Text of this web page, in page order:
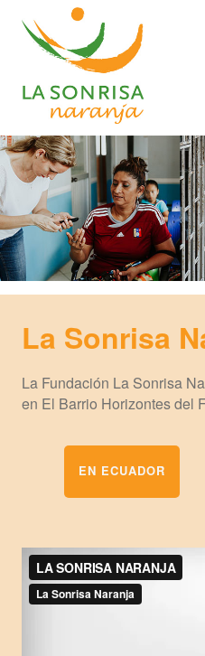
La Sonrisa
La Fundación La Sonrisa
en El Barrio Horizontes del
EN ECUADOR